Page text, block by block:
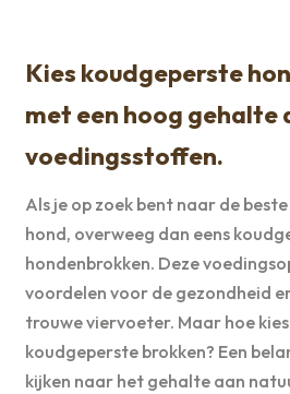
Kies koudgeperste
met een hoog gehalte
voedingsstoffen.
Als je op zoek bent naar de
hond, overweeg dan eens
hondenbrokken. Deze
voordelen voor de gezondheid
trouwe viervoeter. Maar hoe
koudgeperste brokken? Een
kijken naar het gehalte aan